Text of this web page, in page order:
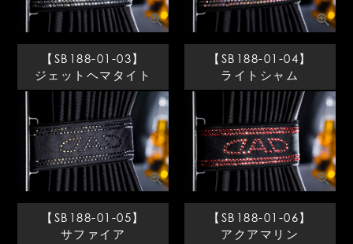
【SB188-01-03】
ジェットヘマタイト
【SB188-01-04】
ライトシャム
【SB188-01-05】
サファイア
【SB188-01-06】
アクアマリン